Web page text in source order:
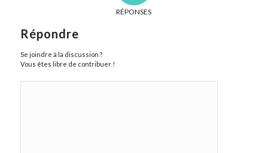
RÉPONSES
Répondre
Se joindre à la discussion ?
Vous êtes libre de contribuer !